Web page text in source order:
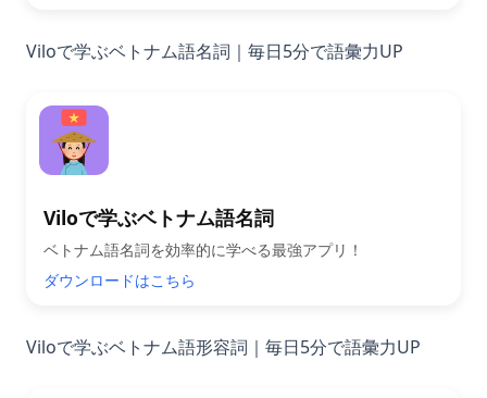
Viloで学ぶベトナム語名詞｜毎日5分で語彙力UP
Viloで学ぶベトナム語名詞
ベトナム語名詞を効率的に学べる最強アプリ！
ダウンロードはこちら
Viloで学ぶベトナム語形容詞｜毎日5分で語彙力UP